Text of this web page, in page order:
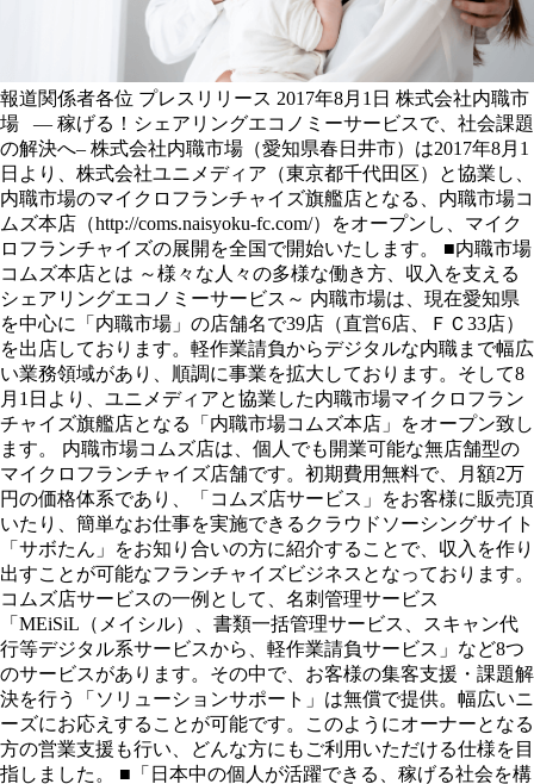
報道関係者各位 プレスリリース 2017年8月1日 株式会社内職市
場 — 稼げる！シェアリングエコノミーサービスで、社会課題
の解決へ– 株式会社内職市場（愛知県春日井市）は2017年8月1
日より、株式会社ユニメディア（東京都千代田区）と協業し、
内職市場のマイクロフランチャイズ旗艦店となる、内職市場コ
ムズ本店（http://coms.naisyoku-fc.com/）をオープンし、マイク
ロフランチャイズの展開を全国で開始いたします。 ■内職市場
コムズ本店とは ～様々な人々の多様な働き方、収入を支える
シェアリングエコノミーサービス～ 内職市場は、現在愛知県
を中心に「内職市場」の店舗名で39店（直営6店、ＦＣ33店）
を出店しております。軽作業請負からデジタルな内職まで幅広
い業務領域があり、順調に事業を拡大しております。そして8
月1日より、ユニメディアと協業した内職市場マイクロフラン
チャイズ旗艦店となる「内職市場コムズ本店」をオープン致し
ます。 内職市場コムズ店は、個人でも開業可能な無店舗型の
マイクロフランチャイズ店舗です。初期費用無料で、月額2万
円の価格体系であり、「コムズ店サービス」をお客様に販売頂
いたり、簡単なお仕事を実施できるクラウドソーシングサイト
「サボたん」をお知り合いの方に紹介することで、収入を作り
出すことが可能なフランチャイズビジネスとなっております。
コムズ店サービスの一例として、名刺管理サービス
「MEiSiL（メイシル）、書類一括管理サービス、スキャン代
行等デジタル系サービスから、軽作業請負サービス」など8つ
のサービスがあります。その中で、お客様の集客支援・課題解
決を行う「ソリューションサポート」は無償で提供。幅広いニ
ーズにお応えすることが可能です。このようにオーナーとなる
方の営業支援も行い、どんな方にもご利用いただける仕様を目
指しました。 ■「日本中の個人が活躍できる、稼げる社会を構